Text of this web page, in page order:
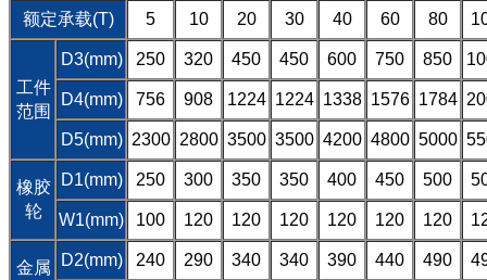
额定承载(T)
5 10 20 30 40 60 80
工件
范围
D3(mm) 250 320 450 450 600 750 850
D4(mm) 756 908 1224 1224 1338 1576 1784
D5(mm) 2300 2800 3500 3500 4200 4800 5000
橡胶
轮
D1(mm) 250 300 350 350 400 450 500
W1(mm) 100 120 120 120 120 120 120
金属
D2(mm) 240 290 340 340 390 440 490